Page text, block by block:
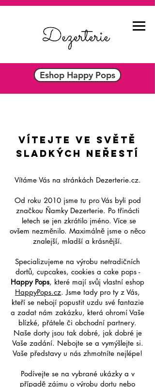
Eshop Happy Pops
VÍTEJTE VE SVĚTĚ
SLADKÝCH NEŘESTÍ
Vítáme Vás na stránkách Dezerterie.cz.
Od roku 2010 jsme tu pro Vás byli pod
značkou Ňamky Dezerterie. Po třinácti
letech se jen zkrátilo jméno. Více se
ovšem nezměnilo. Maximálně jsme o něco
znalejší, mladší a krásnější.
Specializujeme na výrobu netradičních
dortů, cupcakes, cookies a cake pops -
Happy Pops, které mají svůj vlastní eshop
HappyPops.cz. Jsme tady pro ty z Vás,
kteří se nebojí popustit uzdu své fantazie
a zadat nám zakázku, která ohromí Vaše
blízké, přátele či obchodní partnery.
Naše dorty jsou tak dobré, jak dobré je
Vaše zadání. Nebojte se a vymýšlejte si.
Vaše představy u nás zhmotníte nejlépe!
Podívejte se na vybrané ukázky a v
případě zájmu o výrobu dortu nebo